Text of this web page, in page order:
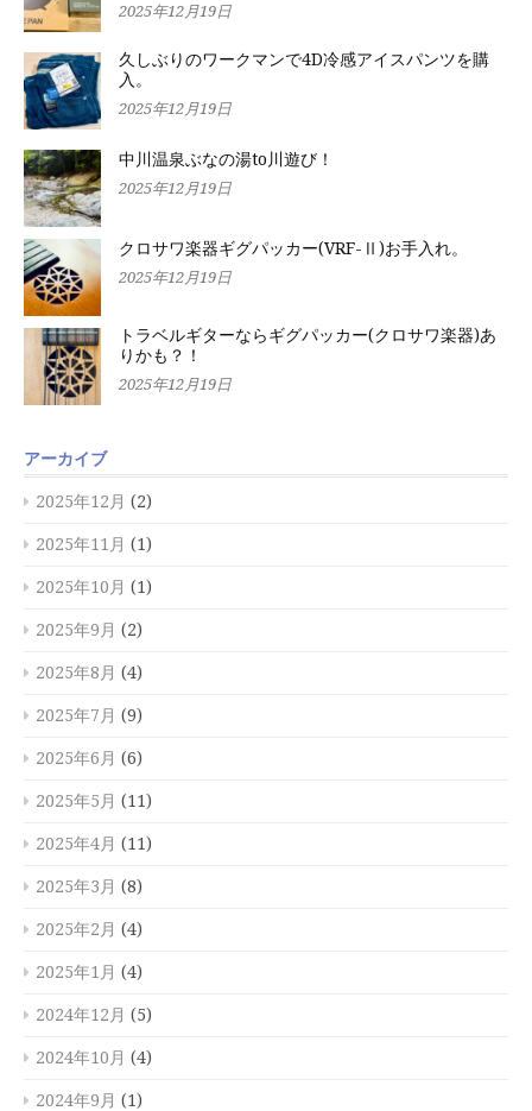
2025年12月19日
久しぶりのワークマンで4D冷感アイスパンツを購
入。
2025年12月19日
中川温泉ぶなの湯to川遊び！
2025年12月19日
クロサワ楽器ギグパッカー(VRF-Ⅱ)お手入れ。
2025年12月19日
トラベルギターならギグパッカー(クロサワ楽器)あ
りかも？！
2025年12月19日
アーカイブ
2025年12月 (2)
2025年11月 (1)
2025年10月 (1)
2025年9月 (2)
2025年8月 (4)
2025年7月 (9)
2025年6月 (6)
2025年5月 (11)
2025年4月 (11)
2025年3月 (8)
2025年2月 (4)
2025年1月 (4)
2024年12月 (5)
2024年10月 (4)
2024年9月 (1)